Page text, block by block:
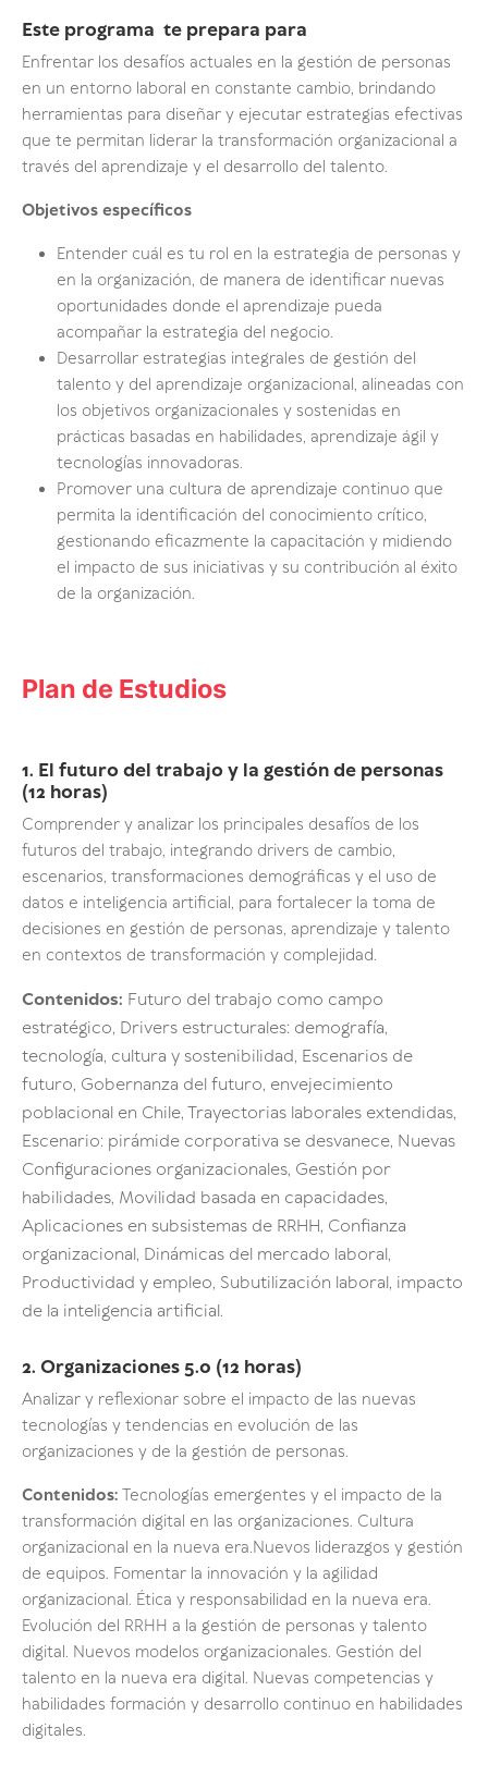
Este programa te prepara para
Enfrentar los desafíos actuales en la gestión de personas
en un entorno laboral en constante cambio, brindando
herramientas para diseñar y ejecutar estrategias efectivas
que te permitan liderar la transformación organizacional a
través del aprendizaje y el desarrollo del talento.
Objetivos específicos
Entender cuál es tu rol en la estrategia de personas y
en la organización, de manera de identificar nuevas
oportunidades donde el aprendizaje pueda
acompañar la estrategia del negocio.
Desarrollar estrategias integrales de gestión del
talento y del aprendizaje organizacional, alineadas con
los objetivos organizacionales y sostenidas en
prácticas basadas en habilidades, aprendizaje ágil y
tecnologías innovadoras.
Promover una cultura de aprendizaje continuo que
permita la identificación del conocimiento crítico,
gestionando eficazmente la capacitación y midiendo
el impacto de sus iniciativas y su contribución al éxito
de la organización.
Plan de Estudios
1. El futuro del trabajo y la gestión de personas
(12 horas)
Comprender y analizar los principales desafíos de los
futuros del trabajo, integrando drivers de cambio,
escenarios, transformaciones demográficas y el uso de
datos e inteligencia artificial, para fortalecer la toma de
decisiones en gestión de personas, aprendizaje y talento
en contextos de transformación y complejidad.
Contenidos: Futuro del trabajo como campo
estratégico, Drivers estructurales: demografía,
tecnología, cultura y sostenibilidad, Escenarios de
futuro, Gobernanza del futuro, envejecimiento
poblacional en Chile, Trayectorias laborales extendidas,
Escenario: pirámide corporativa se desvanece, Nuevas
Configuraciones organizacionales, Gestión por
habilidades, Movilidad basada en capacidades,
Aplicaciones en subsistemas de RRHH, Confianza
organizacional, Dinámicas del mercado laboral,
Productividad y empleo, Subutilización laboral, impacto
de la inteligencia artificial.
2. Organizaciones 5.0 (12 horas)
Analizar y reflexionar sobre el impacto de las nuevas
tecnologías y tendencias en evolución de las
organizaciones y de la gestión de personas.
Contenidos: Tecnologías emergentes y el impacto de la
transformación digital en las organizaciones. Cultura
organizacional en la nueva era.Nuevos liderazgos y gestión
de equipos. Fomentar la innovación y la agilidad
organizacional. Ética y responsabilidad en la nueva era.
Evolución del RRHH a la gestión de personas y talento
digital. Nuevos modelos organizacionales. Gestión del
talento en la nueva era digital. Nuevas competencias y
habilidades formación y desarrollo continuo en habilidades
digitales.